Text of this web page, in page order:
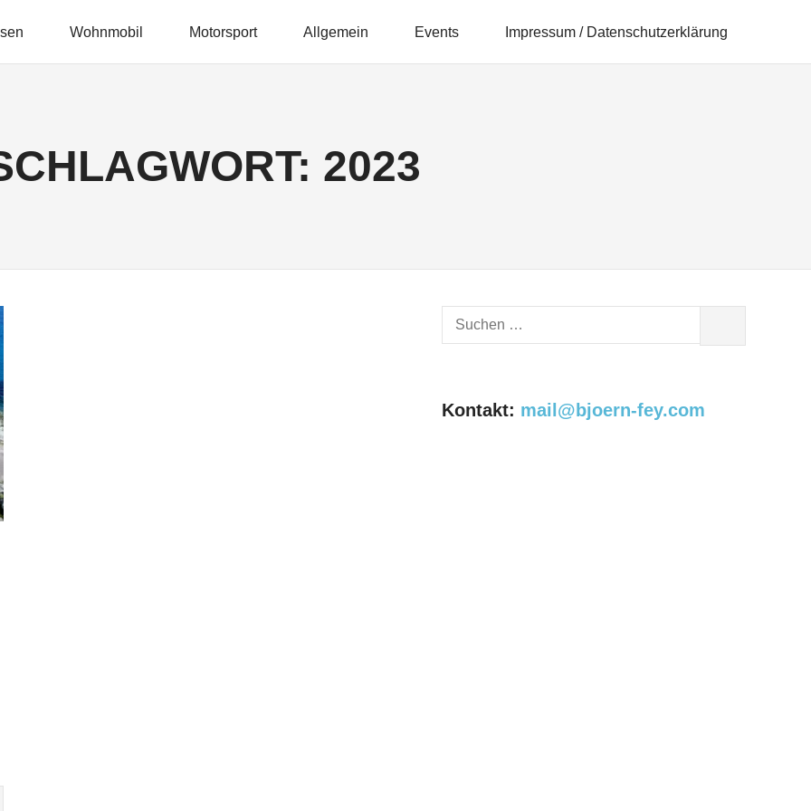
Wohnmobil Motorsport Allgemein Events Impressum / Datenschutzerklärung
2023
Suchen
Kontakt: mail@bjoern-fey.com